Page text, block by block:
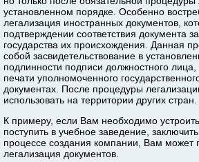
установленном порядке. Особенно
легализация иностранных документов,
подтверждении соответствия документа
государства их происхождения. Данная
собой засвидетельствование в
подлинности подписи должностного лица,
печати уполномоченного
документах. После процедуры
использовать на территории других стран.
К примеру, если Вам необходимо
поступить в учебное заведение,
процессе создания компании, Вам может
легализация документов.